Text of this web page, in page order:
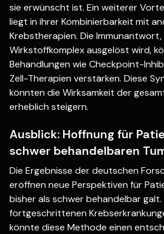
sie erwünscht ist. Ein weiterer
liegt in ihrer Kombinierbarkeit mit
Krebstherapien. Die
Wirkstoffkomplex ausgelöst wird,
Behandlungen wie Checkpoint-
Zell-Therapien verstärken. Diese
könnten die Wirksamkeit der
erheblich steigern.
Ausblick: Hoffnung für
schwer behandelbaren
Die Ergebnisse der deutschen
eröffnen neue Perspektiven für
bisher als schwer behandelbar
fortgeschrittenen
könnte diese Methode einen